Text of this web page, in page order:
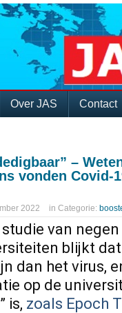
Over JAS Contact
–
vonden Covid-
2022 in Categorie:
van
blijkt dat
dan het virus,
op de
is, zoals Epoch